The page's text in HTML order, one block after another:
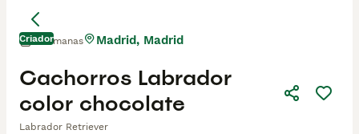
Criador
Cachorros Labrador
color chocolate
Labrador Retriever
3 semanas Madrid, Madrid